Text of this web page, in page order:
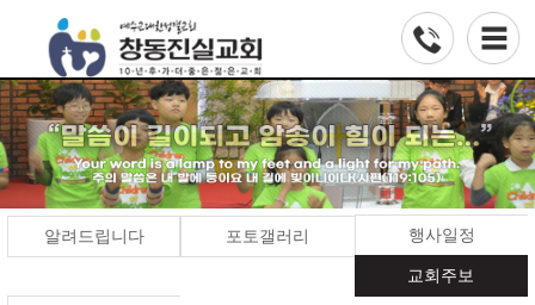
알려드립니다 포토갤러리 행사일정
교회주보